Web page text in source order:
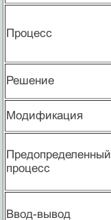
Процесс
Решение
Модификация
Предопределенный
процесс
Ввод-вывод